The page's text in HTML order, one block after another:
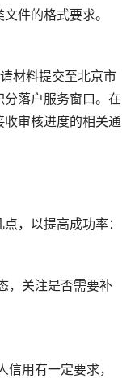
件的格式要求。
材料提交至北京市
落户服务窗口。在
审核进度的相关通
，以提高成功率：
，关注是否需要补
用有一定要求，